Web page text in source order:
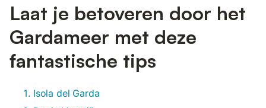
Laat je betoveren door het
Gardameer met deze
fantastische tips
Isola del Garda